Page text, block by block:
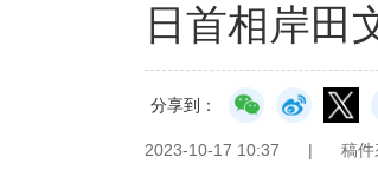
日首相岸田
分享到：
2023-10-17 10:37 | 稿件